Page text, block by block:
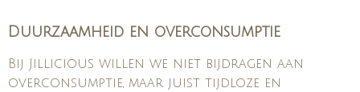
Duurzaamheid en overconsumptie
Bij Jillicious willen we niet bijdragen aan
overconsumptie, maar juist tijdloze en